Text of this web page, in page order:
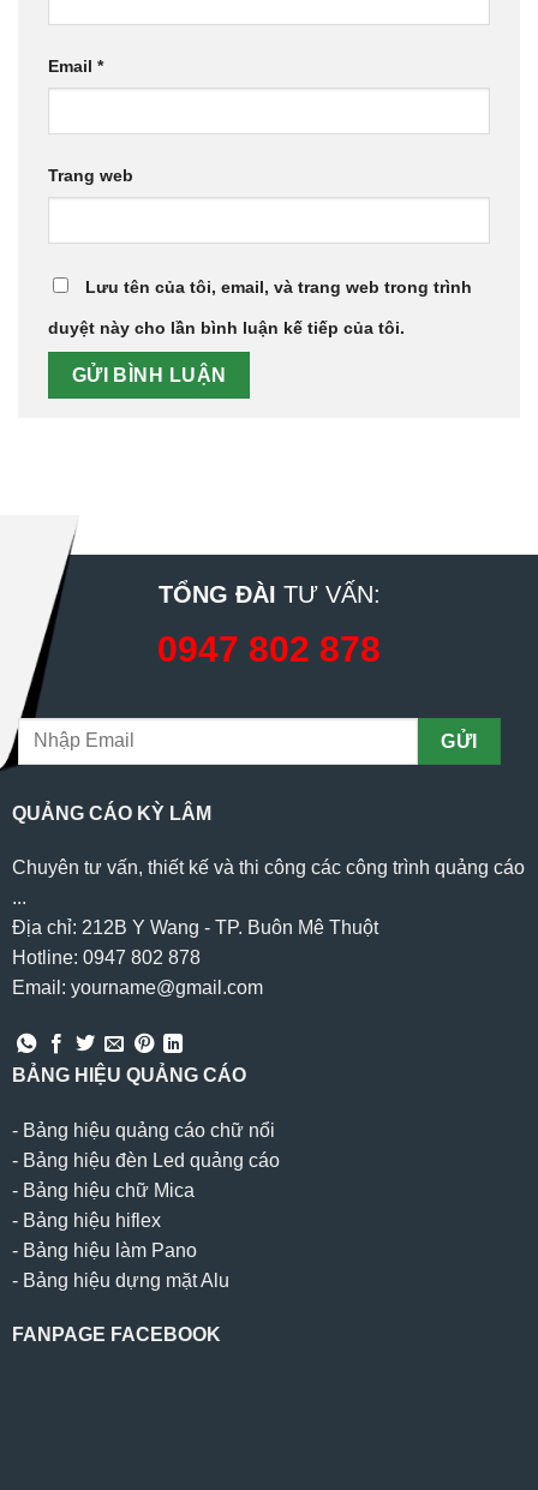
Email *
Trang web
Lưu tên của tôi, email, và trang web trong trình
duyệt này cho lần bình luận kế tiếp của tôi.
TỔNG ĐÀI TƯ VẤN:
0947 802 878
QUẢNG CÁO KỲ LÂM
Chuyên tư vấn, thiết kế và thi công các công trình quảng cáo
...
Địa chỉ: 212B Y Wang - TP. Buôn Mê Thuột
Hotline: 0947 802 878
Email: yourname@gmail.com
BẢNG HIỆU QUẢNG CÁO
- Bảng hiệu quảng cáo chữ nổi
- Bảng hiệu đèn Led quảng cáo
- Bảng hiệu chữ Mica
- Bảng hiệu hiflex
- Bảng hiệu làm Pano
- Bảng hiệu dựng mặt Alu
FANPAGE FACEBOOK